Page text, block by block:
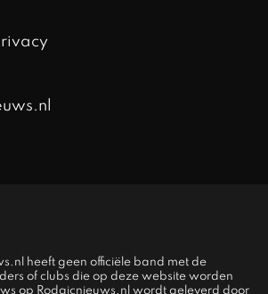
heeft geen officiële band met de
of clubs die op deze website worden
op Rodajcnieuws.nl wordt geleverd door